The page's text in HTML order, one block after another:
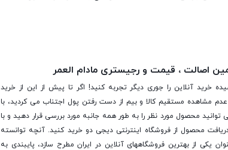
ورودی جک 3.5
نرم افزاری
اصالت ، قیمت و رجیستری مادام العمر
خرید آنلاین را جوری دیگر تجربه کنید! اگر تا پیش از این از خرید
عدم مشاهده مستقیم کالا و بیم از دست رفتن پول اجتناب می کردید، با
محصول مورد نظر را به طور همه جانبه مورد بررسی قرار دهید و با
محصول از فروشگاه اینترنتی دیجی دو خرید کنید. آنچه توانسته
یکی از بهترین فروشگاه­های آنلاین در ایران مطرح سازد، پایبندی به